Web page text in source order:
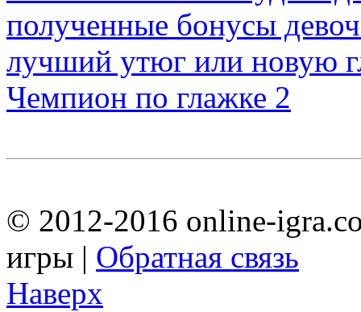
Чемпион по глажке 2
© 2012-2016 online-
игры | Обратная связь
Наверх